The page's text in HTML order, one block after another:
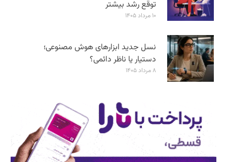
توقع رشد بیشتر
۱۰ مرداد ۱۴۰۵
نسل جدید ابزارهای هوش مصنوعی؛
دستیار یا ناظر دائمی؟
۸ مرداد ۱۴۰۵